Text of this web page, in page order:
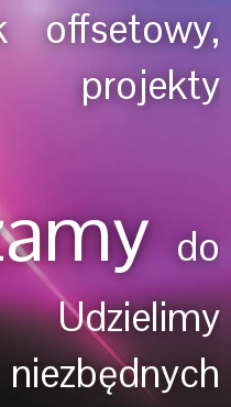
offsetowy,
projekty
do